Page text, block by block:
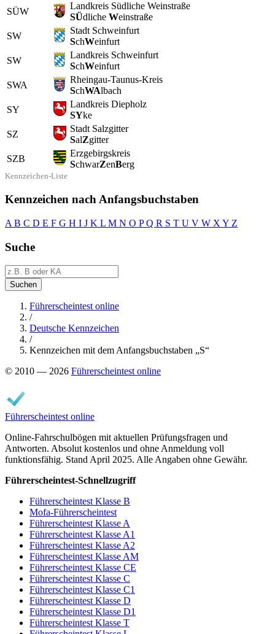
Kennzeichen-Liste
SÜW
Landkreis Südliche Weinstraße
SÜdliche Weinstraße
SW
Stadt Schweinfurt
SchWeinfurt
SW
Landkreis Schweinfurt
SchWeinfurt
SWA
Rheingau-Taunus-Kreis
SchWAlbach
SY
Landkreis Diepholz
SYke
SZ
Stadt Salzgitter
SalZgitter
SZB
Erzgebirgskreis
SchwarZenBerg
Kennzeichen nach Anfangsbuchstaben
A B C D E F G H I J K L M N O PQ R S T U V W X Y Z
Suche
Suchen
Führerscheintest online
/
Deutsche Kennzeichen
/
Kennzeichen mit dem Anfangsbuchstaben „S“
© 2010 — 2026 Führerscheintest online
Führerscheintest online
Online-Fahrschulbögen mit aktuellen Prüfungsfragen und
Antworten. Absolut kostenlos und ohne Anmeldung voll
funktionsfähig. Stand April 2025. Alle Angaben ohne Gewähr.
Führerscheintest-Schnellzugriff
Führerscheintest Klasse B
Mofa-Führerscheintest
Führerscheintest Klasse A
Führerscheintest Klasse A1
Führerscheintest Klasse A2
Führerscheintest Klasse AM
Führerscheintest Klasse CE
Führerscheintest Klasse C
Führerscheintest Klasse C1
Führerscheintest Klasse D
Führerscheintest Klasse D1
Führerscheintest Klasse T